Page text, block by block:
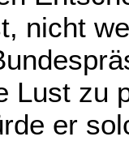
nicht
Lust zu
er